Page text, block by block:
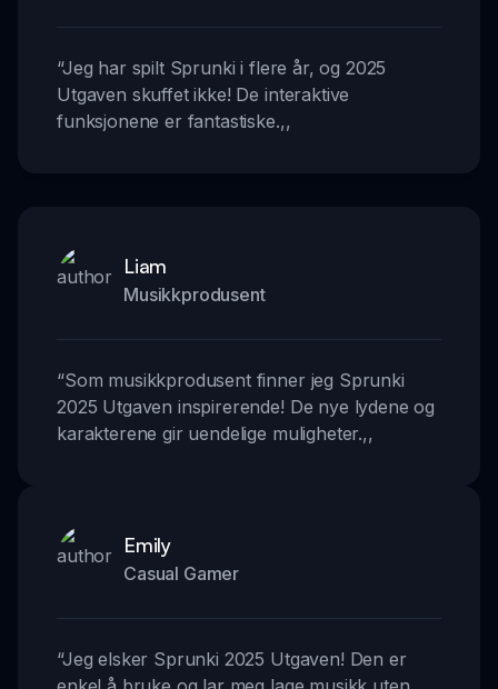
“Jeg har spilt Sprunki i flere år, og 2025
Utgaven skuffet ikke! De interaktive
funksjonene er fantastiske.,,
Liam
Musikkprodusent
“Som musikkprodusent finner jeg Sprunki
2025 Utgaven inspirerende! De nye lydene og
karakterene gir uendelige muligheter.,,
Emily
Casual Gamer
“Jeg elsker Sprunki 2025 Utgaven! Den er